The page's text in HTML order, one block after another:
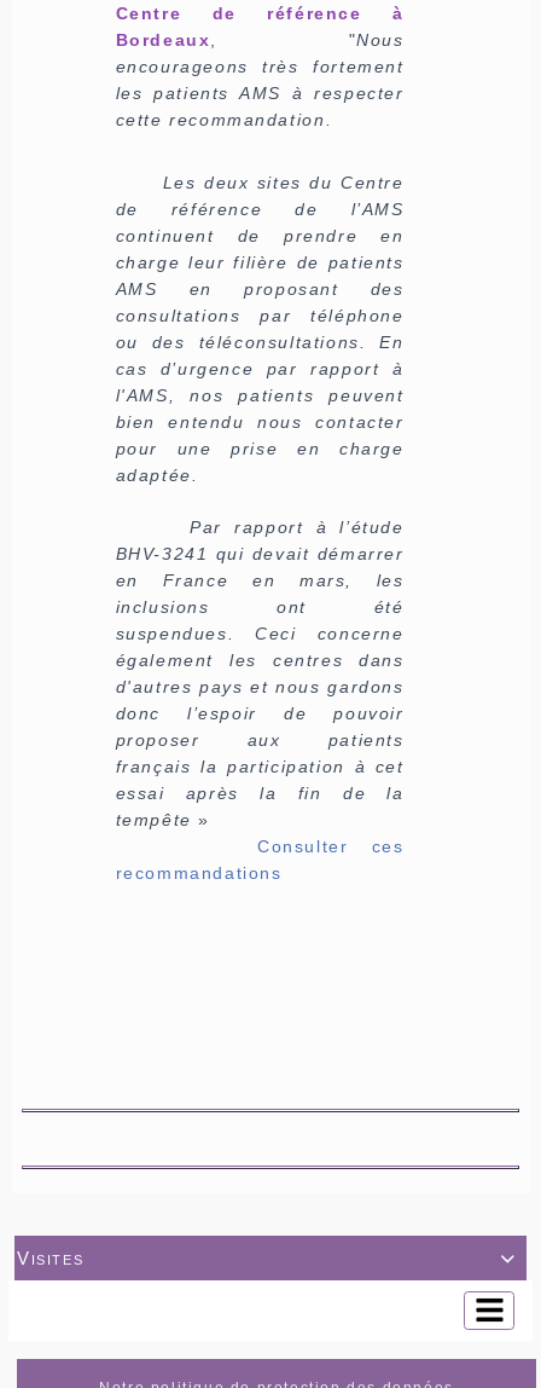
Centre de référence à
Bordeaux , "Nous
encourageons très fortement
les patients AMS à respecter
cette recommandation.
Les deux sites du Centre
de référence de l’AMS
continuent de prendre en
charge leur filière de patients
AMS en proposant des
consultations par téléphone
ou des téléconsultations. En
cas d’urgence par rapport à
l'AMS, nos patients peuvent
bien entendu nous contacter
pour une prise en charge
adaptée.
Par rapport à l’étude
BHV-3241 qui devait démarrer
en France en mars, les
inclusions ont été
suspendues. Ceci concerne
également les centres dans
d'autres pays et nous gardons
donc l’espoir de pouvoir
proposer aux patients
français la participation à cet
essai après la fin de la
tempête »
Consulter ces
recommandations

Visites